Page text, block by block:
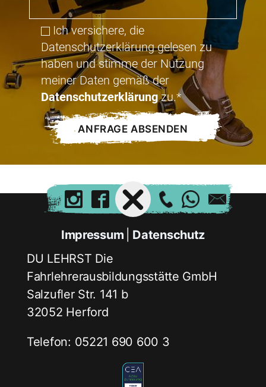
Ich versichere, die
Datenschutzerklärung gelesen zu
haben und stimme der Nutzung
meiner Daten gemäß der
Datenschutzerklärungzu.*
Impressum
Datenschutz
DU LEHRST Die
Fahrlehrerausbildungsstätte GmbH
Salzufler Str. 141 b
32052 Herford
Telefon: 05221 690 600 3